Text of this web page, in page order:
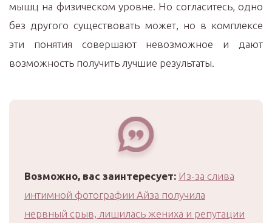
мышц на физическом уровне. Но согласитесь, одно
без другого существовать может, но в комплексе
эти понятия совершают невозможное и дают
возможность получить лучшие результаты.
Возможно, вас заинтересует: Из-за слива
интимной фотографии Айза получила
нервный срыв, лишилась жениха и репутации